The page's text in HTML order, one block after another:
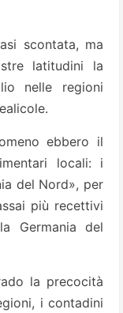
scontata, ma
latitudini la
nelle regioni
ebbero il
locali: i
del Nord», per
più recettivi
Germania del
la precocità
i contadini